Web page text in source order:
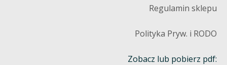
Regulamin sklepu
Polityka Pryw. i RODO
Zobacz lub pobierz pdf: